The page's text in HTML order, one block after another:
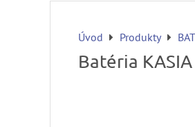
Úvod Produkty
Batéria